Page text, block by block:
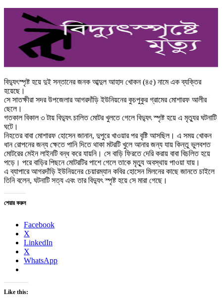
বিদ্যুৎস্পৃষ্ট হয়ে দুই সন্তানের জনক আব্দুল আহাদ খোকন (৪৫) নামে এক ব্যক্তির
হয়েছে।
সে সাতক্ষীরা সদর উপজেলার আগরদাঁড়ি ইউনিয়নের কুচপুকুর গ্রামের মোশারফ আলীর
ছেলে।
গতকাল বিকাল ৩ টায় বিদ্যুৎ চালিত মোটর খুলতে গেলে বিদ্যুৎ স্পৃষ্ট হয়ে এ মৃত্যুর ঘটনাটি
ঘটে।
নিহতের বাবা মোশারফ হোসেন জানান, দুপুরে খাওয়ার পর বৃষ্টি আসছিল। এ সময় খোকন
ধান রোপনের জন্য ক্ষেতে পানি দিতে থাকা মটরটি খুলে আনার জন্য যায় কিন্তু ভুলবশত
মোটরের মেইন লাইনটি বন্ধ করে যায়নি। সে বাড়ি ফিরতে দেরি করায় বাবা বিচলিত হয়ে
পড়ে। পরে বাড়ির পিছনে মোটরটির পাশে গেলে তাকে মৃত্যু অবস্থায় পাওয়া যায়।
এ ব্যাপারে আগরদাঁড়ি ইউনিয়নের চেয়ারম্যান কবির হোসেন মিলনের কাছে জানতে চাইলে
তিনি বলেন, ঘটনাটি সত্য এবং তার বিদ্যুৎ স্পৃষ্ট হয়ে সে মারা গেছে।
শেয়ার করুন
Facebook
X
LinkedIn
X
WhatsApp
Like this: